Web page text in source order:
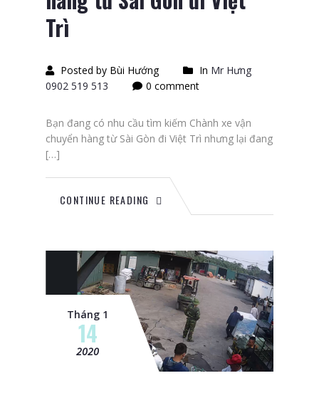
Trì
Posted by Bùi Hướng In Mr Hưng
0902 519 513
0 comment
Bạn đang có nhu cầu tìm kiếm Chành xe vận
chuyển hàng từ Sài Gòn đi Việt Trì nhưng lại đang
[…]
CONTINUE READING
Tháng 1
14
2020